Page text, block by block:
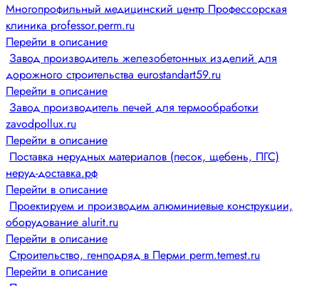
Многопрофильный медицинский центр Профессорская
клиника professor.perm.ru
Перейти в описание
Завод производитель железобетонных изделий для
дорожного строительства eurostandart59.ru
Перейти в описание
Завод производитель печей для термообработки
zavodpollux.ru
Перейти в описание
Поставка нерудных материалов (песок, щебень, ПГС)
неруд-доставка.рф
Перейти в описание
Проектируем и производим алюминиевые конструкции,
оборудование alurit.ru
Перейти в описание
Строительство, генподряд в Перми perm.temest.ru
Перейти в описание